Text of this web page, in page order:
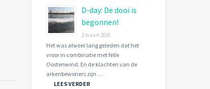
D-day: De dooi is
begonnen!
2 maart 2018
Het was alweer lang geleden dat het
vroor in combinatie met felle
Oostenwind. En de klachten van de
arkenbewoners zijn …
LEES VERDER